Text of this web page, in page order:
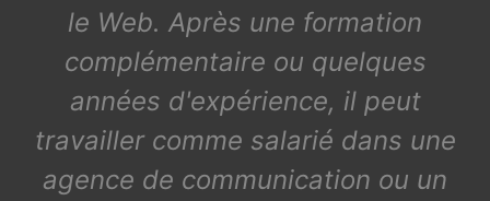
le Web. Après une formation
complémentaire ou quelques
années d'expérience, il peut
travailler comme salarié dans une
agence de communication ou un